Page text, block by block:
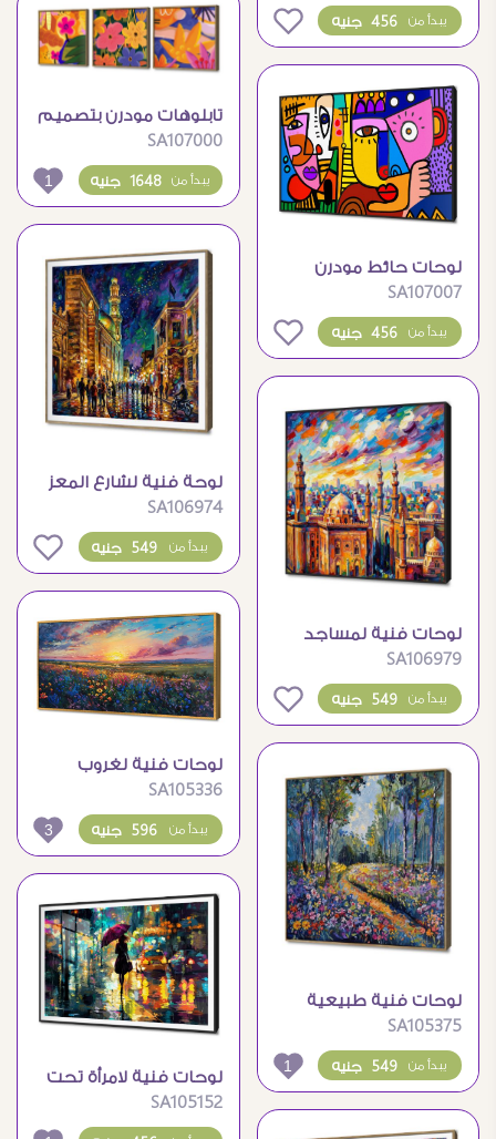
مودرن
456 جنيه يبدأ من 0
لوحات حائط مودرن
بتصميم وجوه تجريدية
ملونة
SA107007
456 جنيه يبدأ من
تابلوهات مودرن بتصميم
زهور ملونة وجذابة
SA107000
1648 جنيه يبدأ من 1
لوحات فنية لمساجد
القاهرة التاريخية بالوان
زاهية
SA106979
549 جنيه يبدأ من
لوحة فنية لشارع المعز
التاريخي في الليل
SA106974
549 جنيه يبدأ من
لوحات فنية طبيعية
لغابة زهور ملونة خلابة
SA105375
549 جنيه يبدأ من 1
لوحات فنية لغروب
الشمس الساحر وحقول
الزهور
SA105336
596 جنيه يبدأ من 3
لوحات فنية لامرأة تحت
المطر في شارع المدينة
SA105152